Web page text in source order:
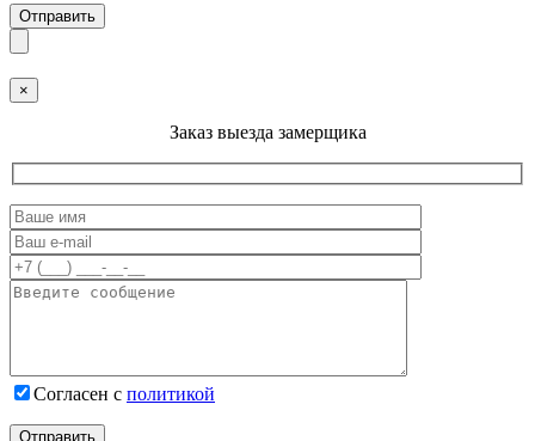
×
Заказ выезда замерщика
Согласен с политикой